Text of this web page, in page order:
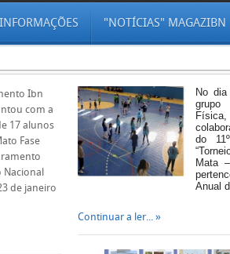
INFORMAÇÕES "NOTÍCIAS" MAGAZIBN
Ibn
com a
17 alunos
Fase
de janeiro
No
do
Mata
Anual
Continuar a ler...